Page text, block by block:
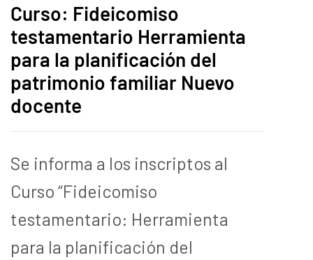
Curso: Fideicomiso
testamentario Herramienta
para la planificación del
patrimonio familiar Nuevo
docente
Se informa a los inscriptos al
Curso “Fideicomiso
testamentario: Herramienta
para la planificación del